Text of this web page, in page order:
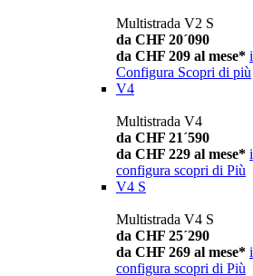
Multistrada V2 S
da CHF 20´090
da CHF 209 al mese* i
Configura Scopri di più
V4
Multistrada V4
da CHF 21´590
da CHF 229 al mese* i
configura scopri di Più
V4 S
Multistrada V4 S
da CHF 25´290
da CHF 269 al mese* i
configura scopri di Più